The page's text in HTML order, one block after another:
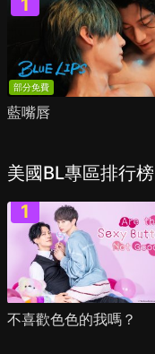
部分免費
藍嘴唇
美國BL專區排行榜
不喜歡色色的我嗎？